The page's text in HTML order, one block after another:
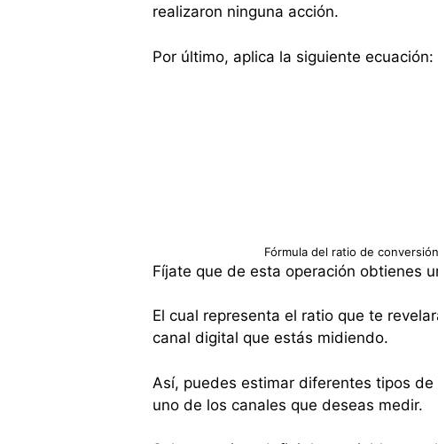
realizaron ninguna acción.
Por último, aplica la siguiente ecuación:
Fórmula del ratio de
Fíjate que de esta operación obtienes
El cual representa el ratio que te
canal digital que estás midiendo.
Así, puedes estimar diferentes tipos
uno de los canales que deseas medir.